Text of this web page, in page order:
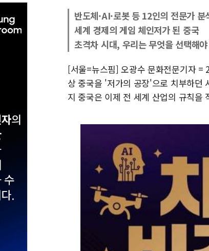
반도체·AI·로봇 등 12인의 전문가 분
세계 경제의 게임 체인저가 된 중국
초격차 시대, 우리는 무엇을 선택해
[서울=뉴스핌] 오광수 문화전문기자 =
상 중국을 '저가의 공장'으로 치부하던
지 중국은 이제 전 세계 산업의 규칙